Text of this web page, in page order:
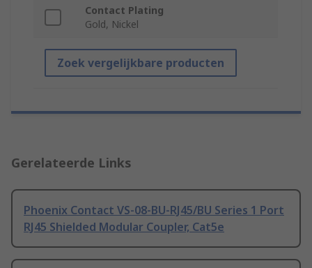
Contact Plating
Gold, Nickel
Zoek vergelijkbare producten
Gerelateerde Links
Phoenix Contact VS-08-BU-RJ45/BU Series 1 Port
RJ45 Shielded Modular Coupler, Cat5e